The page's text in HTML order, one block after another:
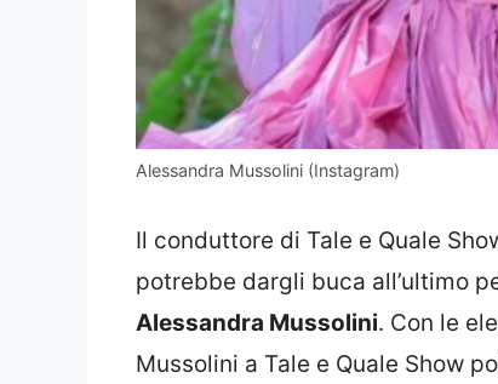
Alessandra Mussolini (Instagram)
Il conduttore di Tale e Quale
potrebbe dargli buca all’ultimo
Alessandra Mussolini. Con le
Mussolini a Tale e Quale Show